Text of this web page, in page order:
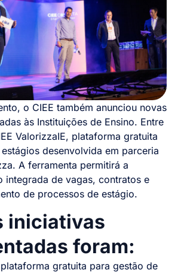
o CIEE também anunciou novas
às Instituições de Ensino. Entre
ValorizzaIE, plataforma gratuita
desenvolvida em parceria
A ferramenta permitirá a
integrada de vagas, contratos e
de processos de estágio.
iniciativas
foram:
plataforma gratuita para gestão de